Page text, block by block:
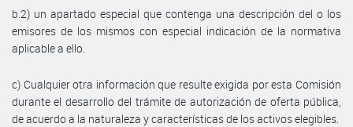
b.2) un apartado especial que contenga una descripción del o los
emisores de los mismos con especial indicación de la normativa
aplicable a ello.
c) Cualquier otra información que resulte exigida por esta Comisión
durante el desarrollo del trámite de autorización de oferta pública,
de acuerdo a la naturaleza y características de los activos elegibles.